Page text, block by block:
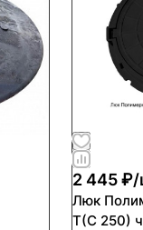
2 445 ₽/
Люк
Т(С 250)